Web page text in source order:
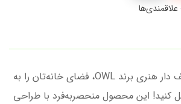
با دیواری چراغ و شلف دار هنری برند OWL، فضای خانه‌تان را به
کنید! این محصول منحصر‌به‌فرد با طراحی